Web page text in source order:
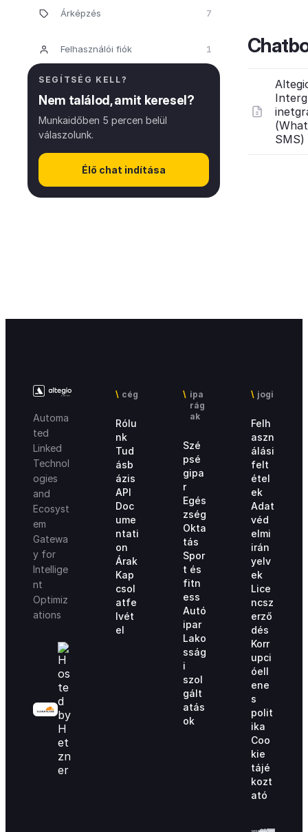
Árképzés 7
Felhasználói fiók 1
SEGÍTSÉG KELL?
Nem találod, amit keresel?
Munkaidőben 5 percen belül
válaszolunk.
Élő chat indítása
SMS)
Automa
ted
Linked
Technol
ogies
and
Ecosyst
em
Gatewa
y for
Intellige
nt
Optimiz
ations
cég
Rólu
nk
Tud
ásb
ázis
API
Doc
ume
ntati
on
Árak
Kap
csol
atfe
lvét
el
ipa
rág
ak
Szé
psé
gipa
r
Egés
zség
Okta
tás
Spor
t és
fitn
ess
Autó
ipar
Lako
sság
i
szol
gált
atás
ok
jogi
Felh
aszn
álási
felt
étel
ek
Adat
véd
elmi
irán
yelv
ek
Lice
ncsz
erző
dés
Korr
upci
óell
ene
s
polit
ika
Coo
kie
tájé
kozt
ató